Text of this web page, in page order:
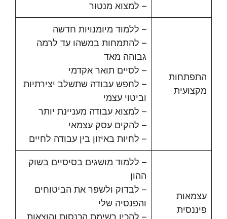
– למצוא מנטור
התפתחות
מקצועית
– ללמוד מיומנויות חדשה
– להתמחות במשהו עד לרמה
גבוהה מאד
– לסיים תואר אקדמי
– לחפש עבודה שתשלב יצירתיות
וביטוי עצמי
– למצוא עבודה מעניינת יותר
– להקים עסק עצמאי
– לחיות באיזון בין עבודה לחיים
עצמאות
פיננסית
– ללמוד מושגים בסיסיים בשוק
ההון
– לבדוק ולשפר את הביטוחים
והפנסיה שלי